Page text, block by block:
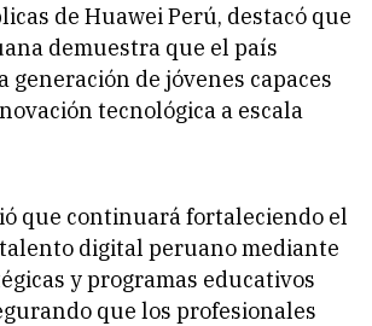
de Huawei Perú, destacó que
demuestra que el país
generación de jóvenes capaces
tecnológica a escala
que continuará fortaleciendo el
digital peruano mediante
y programas educativos
que los profesionales